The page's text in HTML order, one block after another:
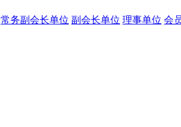
常务副会长单位 副会长单位 理事单位 会